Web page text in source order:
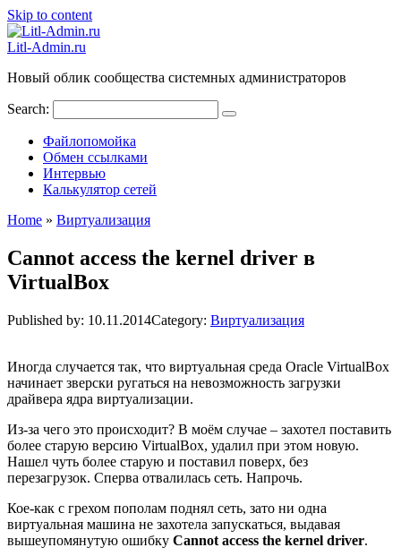
Skip to content
Litl-Admin.ru
Новый облик сообщества системных администраторов
Search:
Файлопомойка
Обмен ссылками
Интервью
Калькулятор сетей
Home » Виртуализация
Сannot access the kernel driver в
VirtualBox
Published by: 10.11.2014Category: Виртуализация
Иногда случается так, что виртуальная среда Oracle VirtualBox
начинает зверски ругаться на невозможность загрузки
драйвера ядра виртуализации.
Из-за чего это происходит? В моём случае – захотел поставить
более старую версию VirtualBox, удалил при этом новую.
Нашел чуть более старую и поставил поверх, без
перезагрузок. Сперва отвалилась сеть. Напрочь.
Кое-как с грехом пополам поднял сеть, зато ни одна
виртуальная машина не захотела запускаться, выдавая
вышеупомянутую ошибку Cannot access the kernel driver.